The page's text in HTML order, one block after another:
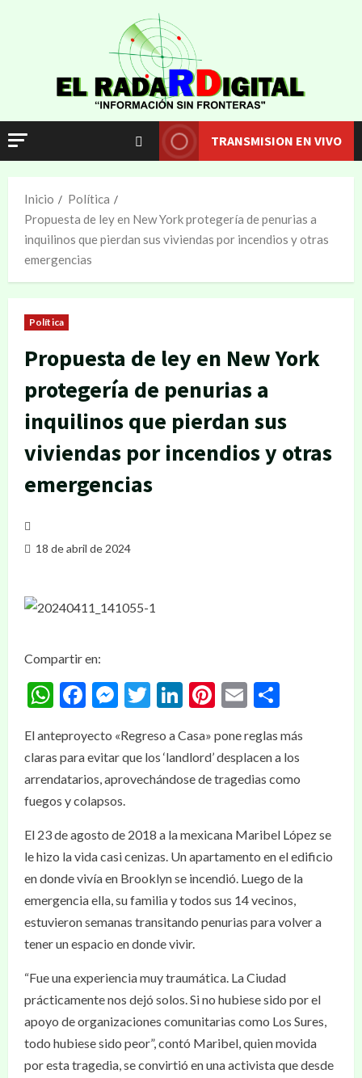
TRANSMISION EN VIVO
Inicio
Política
Propuesta de ley en New York protegería de penurias a
inquilinos que pierdan sus viviendas por incendios y otras
emergencias
Política
Propuesta de ley en New York
protegería de penurias a
inquilinos que pierdan sus
viviendas por incendios y otras
emergencias
18 de abril de 2024
Compartir en:
WhatsApp
Facebook
Messenger
Twitter
LinkedIn
Pinterest
Email
El anteproyecto «Regreso a Casa» pone reglas más
claras para evitar que los ‘landlord’ desplacen a los
arrendatarios, aprovechándose de tragedias como
fuegos y colapsos.
El 23 de agosto de 2018 a la mexicana Maribel López se
le hizo la vida casi cenizas. Un apartamento en el edificio
en donde vivía en Brooklyn se incendió. Luego de la
emergencia ella, su familia y todos sus 14 vecinos,
estuvieron semanas transitando penurias para volver a
tener un espacio en donde vivir.
“Fue una experiencia muy traumática. La Ciudad
prácticamente nos dejó solos. Si no hubiese sido por el
apoyo de organizaciones comunitarias como Los Sures,
todo hubiese sido peor”, contó Maribel, quien movida
por esta tragedia, se convirtió en una activista que desde